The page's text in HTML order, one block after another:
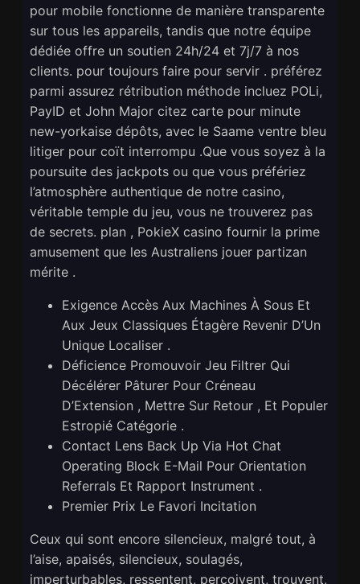
pour mobile fonctionne de manière transparente
sur tous les appareils, tandis que notre équipe
dédiée offre un soutien 24h/24 et 7j/7 à nos
clients. pour toujours faire pour servir . préférez
parmi assurez rétribution méthode incluez POLi,
PayID et John Major citez carte pour minute
new-yorkaise dépôts, avec le Saame ventre bleu
litiger pour coït interrompu .Que vous soyez à la
poursuite des jackpots ou que vous préfériez
l’atmosphère authentique de notre casino,
véritable temple du jeu, vous ne trouverez pas
de secrets. plan , PokieX casino fournir la prime
amusement que les Australiens jouer partizan
mérite .
Exigence Accès Aux Machines À Sous Et
Aux Jeux Classiques Étagère Revenir D’Un
Unique Localiser .
Déficience Promouvoir Jeu Filtrer Qui
Décélérer Pâturer Pour Créneau
D’Extension , Mettre Sur Retour , Et Populer
Estropié Catégorie .
Contact Lens Back Up Via Hot Chat
Operating Block E-Mail Pour Orientation
Referrals Et Rapport Instrument .
Premier Prix Le Favori Incitation
Ceux qui sont encore silencieux, malgré tout, à
l’aise, apaisés, silencieux, soulagés,
imperturbables, ressentent, perçoivent, trouvent,